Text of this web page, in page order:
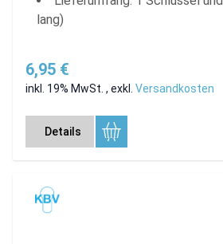
lang)
6,95 €
inkl. 19% MwSt. , exkl. Versandkosten
Details